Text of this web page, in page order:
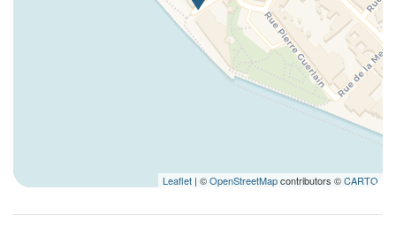
Leaflet | ©OpenStreetMapcontributors ©CARTO